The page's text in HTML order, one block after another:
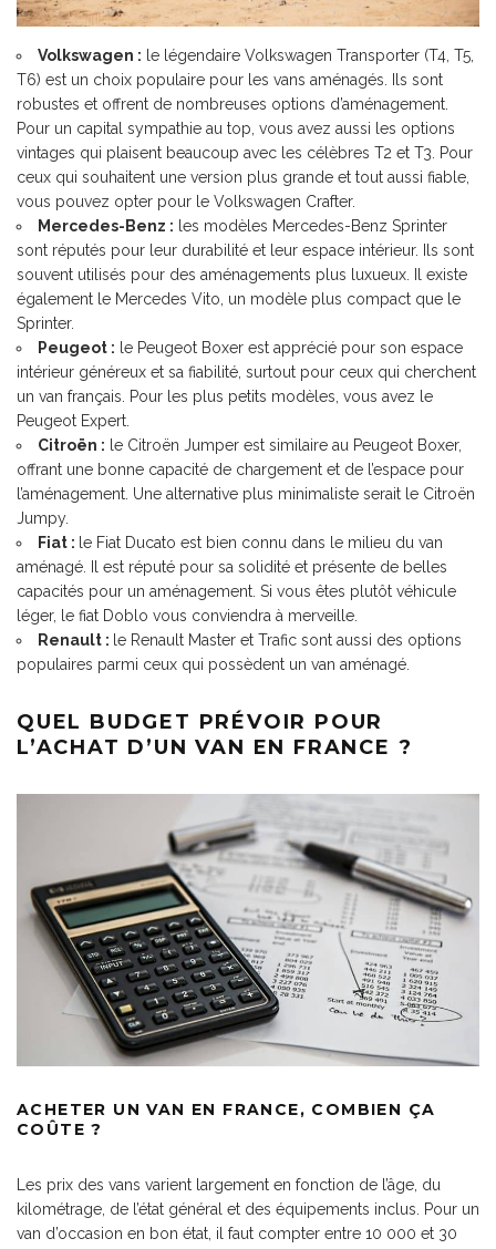
Volkswagen : le légendaire Volkswagen Transporter (T4, T5,
T6) est un choix populaire pour les vans aménagés. Ils sont
robustes et offrent de nombreuses options d’aménagement.
Pour un capital sympathie au top, vous avez aussi les options
vintages qui plaisent beaucoup avec les célèbres T2 et T3. Pour
ceux qui souhaitent une version plus grande et tout aussi fiable,
vous pouvez opter pour le Volkswagen Crafter.
Mercedes-Benz : les modèles Mercedes-Benz Sprinter
sont réputés pour leur durabilité et leur espace intérieur. Ils sont
souvent utilisés pour des aménagements plus luxueux. Il existe
également le Mercedes Vito, un modèle plus compact que le
Sprinter.
Peugeot : le Peugeot Boxer est apprécié pour son espace
intérieur généreux et sa fiabilité, surtout pour ceux qui cherchent
un van français. Pour les plus petits modèles, vous avez le
Peugeot Expert.
Citroën : le Citroën Jumper est similaire au Peugeot Boxer,
offrant une bonne capacité de chargement et de l’espace pour
l’aménagement. Une alternative plus minimaliste serait le Citroën
Jumpy.
Fiat : le Fiat Ducato est bien connu dans le milieu du van
aménagé. Il est réputé pour sa solidité et présente de belles
capacités pour un aménagement. Si vous êtes plutôt véhicule
léger, le fiat Doblo vous conviendra à merveille.
Renault : le Renault Master et Trafic sont aussi des options
populaires parmi ceux qui possèdent un van aménagé.
QUEL BUDGET PRÉVOIR POUR
L’ACHAT D’UN VAN EN FRANCE ?
ACHETER UN VAN EN FRANCE, COMBIEN ÇA
COÛTE ?
Les prix des vans varient largement en fonction de l’âge, du
kilométrage, de l’état général et des équipements inclus. Pour un
van d’occasion en bon état, il faut compter entre 10 000 et 30